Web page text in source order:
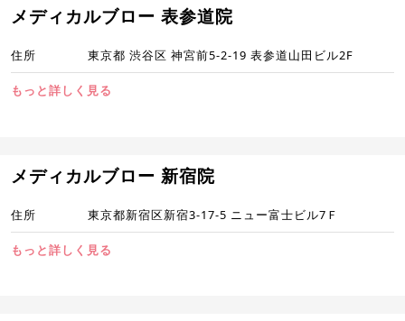
メディカルブロー 表参道院
住所 東京都 渋谷区 神宮前5-2-19 表参道山田ビル2F
もっと詳しく見る
メディカルブロー 新宿院
住所 東京都新宿区新宿3‐17‐5 ニュー富士ビル7Ｆ
もっと詳しく見る